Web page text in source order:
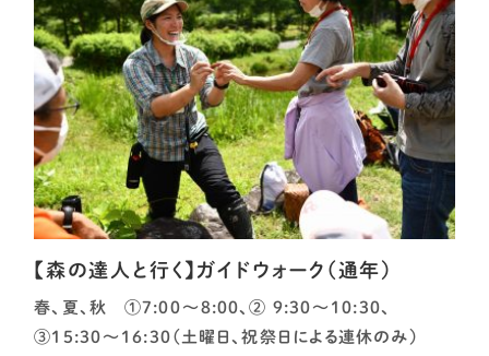
【森の達人と行く】ガイドウォーク（通年）
春、夏、秋 ①7:00～8:00、② 9:30～10:30、
③15:30～16:30（土曜日、祝祭日による連休のみ）